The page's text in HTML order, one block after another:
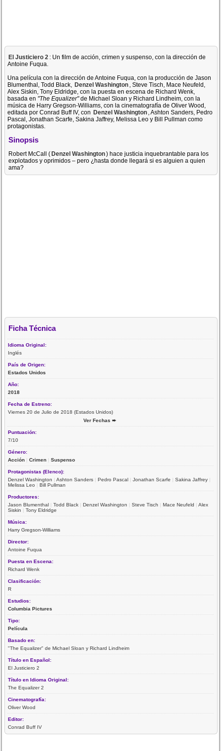
El Justiciero 2 : Un film de acción, crimen y suspenso, con la dirección de
Antoine Fuqua.
Una película con la dirección de Antoine Fuqua, con la producción de Jason
Blumenthal, Todd Black, Denzel Washington , Steve Tisch, Mace Neufeld,
Alex Siskin, Tony Eldridge, con la puesta en escena de Richard Wenk,
basada en "The Equalizer"de Michael Sloan y Richard Lindheim, con la
música de Harry Gregson-Williams, con la cinematografía de Oliver Wood,
editada por Conrad Buff IV, con Denzel Washington , Ashton Sanders, Pedro
Pascal, Jonathan Scarfe, Sakina Jaffrey, Melissa Leo y Bill Pullman como
protagonistas.
Sinopsis
Robert McCall (Denzel Washington) hace justicia inquebrantable para los
explotados y oprimidos – pero ¿hasta donde llegará si es alguien a quien
ama?
Ficha Técnica
Idioma Original:
Inglés
País de Origen:
Estados Unidos
Año:
2018
Fecha de Estreno:
Viernes 20 de Julio de 2018 (Estados Unidos)
Ver Fechas ➨
Puntuación:
7/10
Género:
Acción |Crimen |Suspenso
Protagonistas (Elenco):
Denzel Washington |Ashton Sanders |Pedro Pascal |Jonathan Scarfe |Sakina Jaffrey |
Melissa Leo |Bill Pullman
Productores:
Jason Blumenthal |Todd Black |Denzel Washington |Steve Tisch |Mace Neufeld |Alex
Siskin |Tony Eldridge
Música:
Harry Gregson-Williams
Director:
Antoine Fuqua
Puesta en Escena:
Richard Wenk
Clasificación:
R
Estudios:
Columbia Pictures
Tipo:
Película
Basado en:
"The Equalizer" de Michael Sloan y Richard Lindheim
Título en Español:
El Justiciero 2
Título en Idioma Original:
The Equalizer 2
Cinematografía:
Oliver Wood
Editor:
Conrad Buff IV